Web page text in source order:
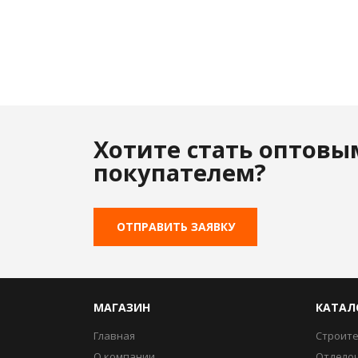
Хотите стать
покупателем?
ОТПРАВИТЬ ЗАЯВКУ
МАГАЗИН
Главная